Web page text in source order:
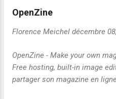
OpenZine
Florence Meichel décembre
OpenZine - Make your own
Free hosting, built-in image
partager son magazine en ligne